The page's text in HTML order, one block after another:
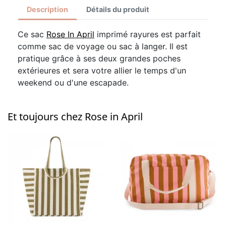
Description Détails du produit
Ce sac Rose In April imprimé rayures est parfait
comme sac de voyage ou sac à langer. Il est
pratique grâce à ses deux grandes poches
extérieures et sera votre allier le temps d'un
weekend ou d'une escapade.
Et toujours chez Rose in April